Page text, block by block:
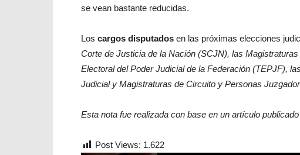
se vean bastante reducidas.
Los cargos disputados en las próximas elecciones
Corte de Justicia de la Nación (SCJN), las
Electoral del Poder Judicial de la Federación (TEPJF),
Judicial y Magistraturas de Circuito y Personas
Esta nota fue realizada con base en un artículo
Post Views: 1.622